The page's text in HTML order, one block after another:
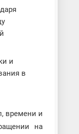
и
в
времени и
на